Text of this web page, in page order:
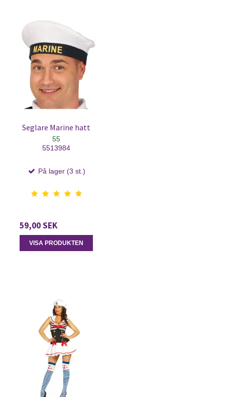
Seglare Marine hatt
55
5513984
På lager (3 st.)
59,00 SEK
VISA PRODUKTEN